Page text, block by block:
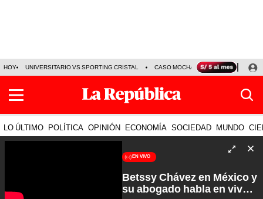
HOY UNIVERSITARIO VS SPORTING CRISTAL CASO MOCHASUELDOS
LO ÚLTIMO POLÍTICA OPINIÓN ECONOMÍA SOCIEDAD MUNDO
EN VIVO
Betssy Chávez en México y
su abogado habla en vivo |